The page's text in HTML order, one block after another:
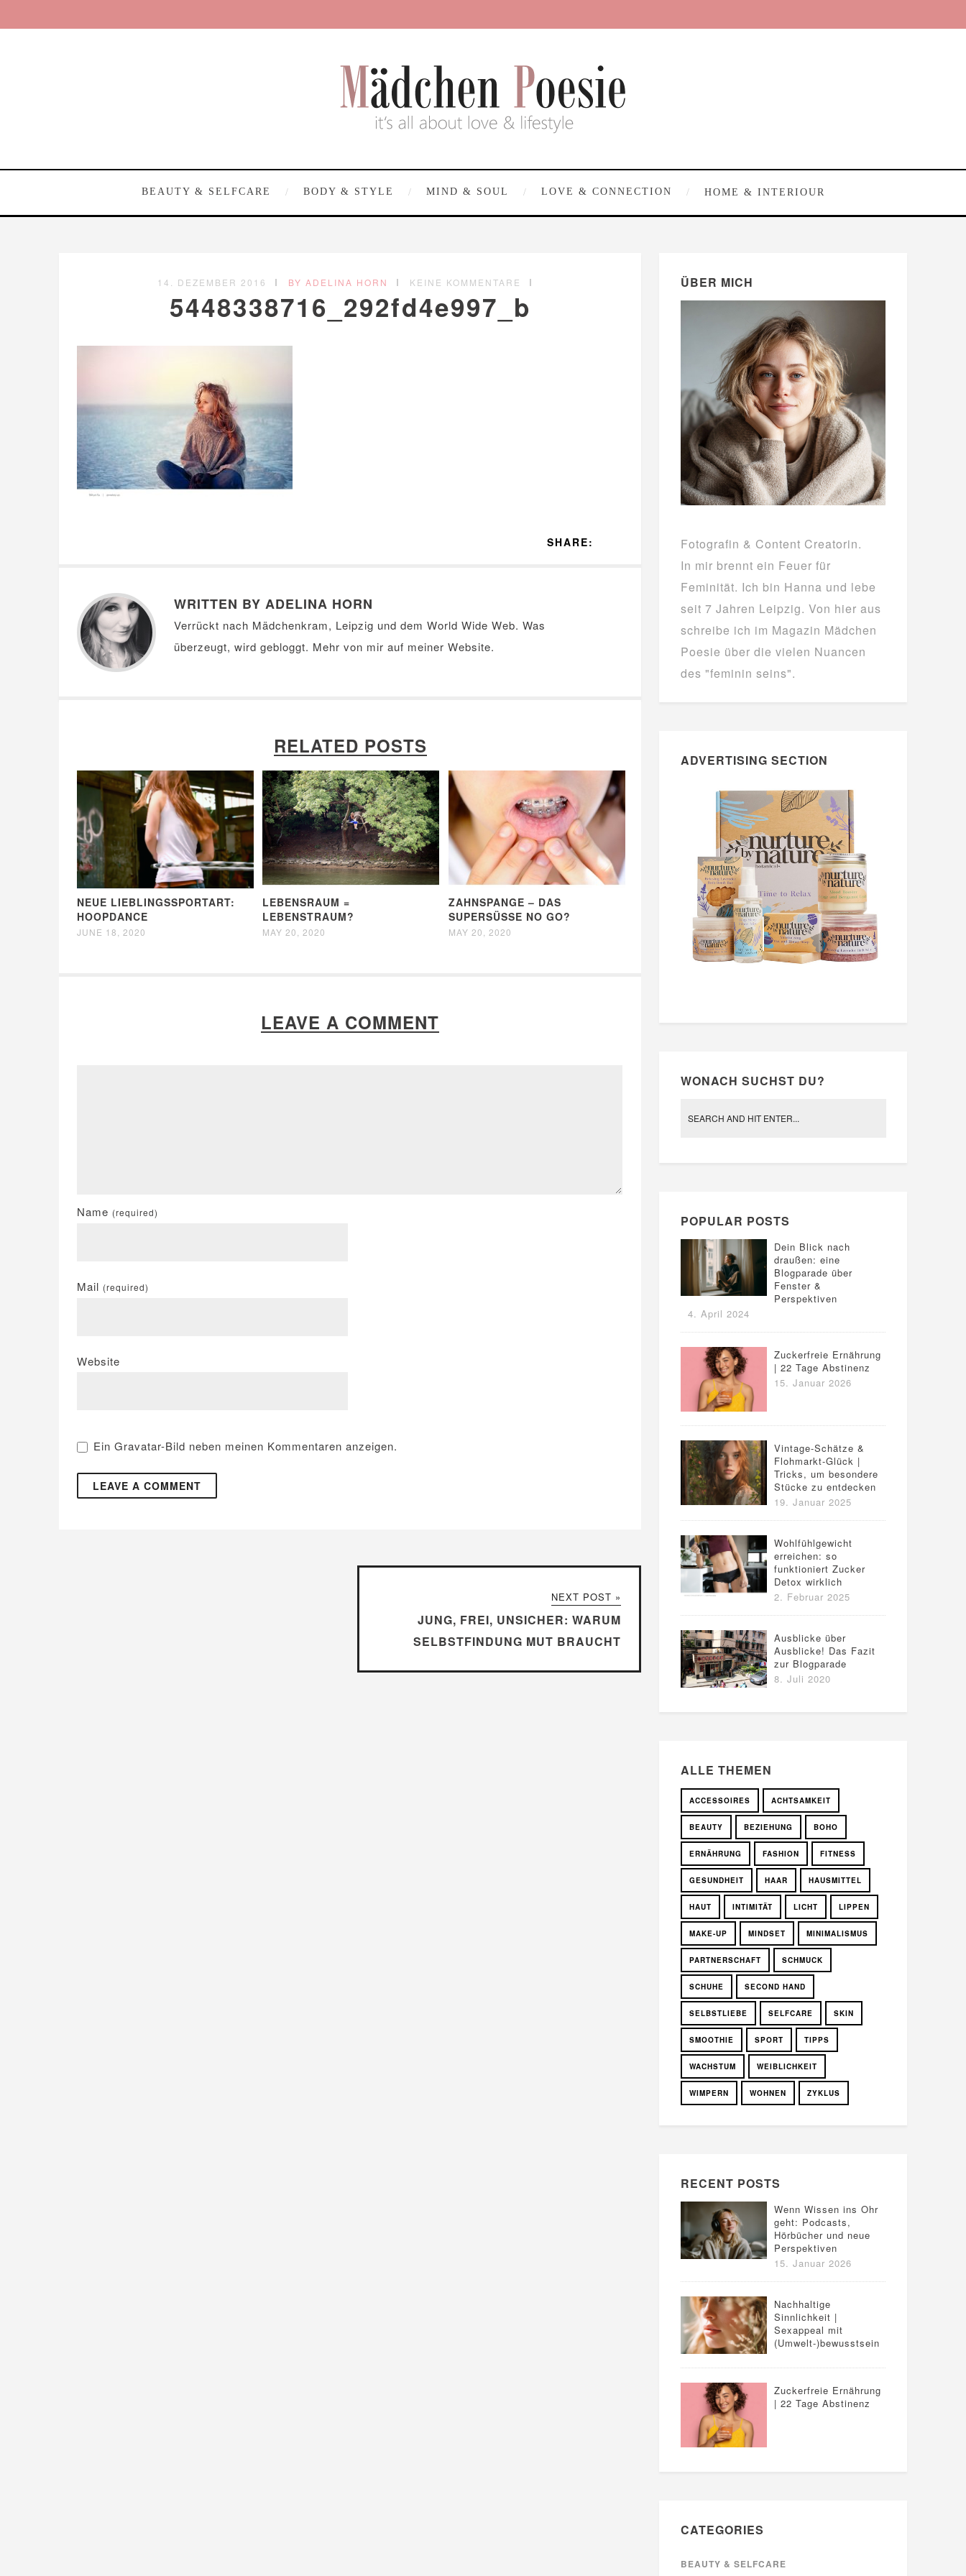
BEAUTY & SELFCARE BODY & STYLE MIND & SOUL LOVE & CONNECTION HOME & INTERIOUR
14. DEZEMBER 2016 BY ADELINA HORN KEINE KOMMENTARE
5448338716_292fd4e997_b
SHARE:
WRITTEN BY ADELINA HORN
Verrückt nach Mädchenkram, Leipzig und dem World Wide Web. Was
überzeugt, wird gebloggt. Mehr von mir auf meiner Website.
RELATED POSTS
NEUE LIEBLINGSSPORTART:
HOOPDANCE
JUNE 18, 2020
LEBENSRAUM =
LEBENSTRAUM?
MAY 20, 2020
ZAHNSPANGE – DAS
SUPERSÜSSE NO GO?
MAY 20, 2020
LEAVE A COMMENT
Name (required)
Mail (required)
Website
Ein Gravatar-Bild neben meinen Kommentaren anzeigen.
NEXT POST »
JUNG, FREI, UNSICHER: WARUM
SELBSTFINDUNG MUT BRAUCHT
ÜBER MICH
Fotografin & Content Creatorin.
In mir brennt ein Feuer für
Feminität. Ich bin Hanna und lebe
seit 7 Jahren Leipzig. Von hier aus
schreibe ich im Magazin Mädchen
Poesie über die vielen Nuancen
des "feminin seins".
ADVERTISING SECTION
WONACH SUCHST DU?
POPULAR POSTS
Dein Blick nach
draußen: eine
Blogparade über
Fenster &
Perspektiven
4. April 2024
Zuckerfreie Ernährung
| 22 Tage Abstinenz
15. Januar 2026
Vintage-Schätze &
Flohmarkt-Glück |
Tricks, um besondere
Stücke zu entdecken
19. Januar 2025
Wohlfühlgewicht
erreichen: so
funktioniert Zucker
Detox wirklich
2. Februar 2025
Ausblicke über
Ausblicke! Das Fazit
zur Blogparade
8. Juli 2020
ALLE THEMEN
ACCESSOIRES ACHTSAMKEIT
BEAUTY BEZIEHUNG BOHO
ERNÄHRUNG FASHION FITNESS
GESUNDHEIT HAAR HAUSMITTEL
HAUT INTIMITÄT LICHT LIPPEN
MAKE-UP MINDSET MINIMALISMUS
PARTNERSCHAFT SCHMUCK
SCHUHE SECOND HAND
SELBSTLIEBE SELFCARE SKIN
SMOOTHIE SPORT TIPPS
WACHSTUM WEIBLICHKEIT
WIMPERN WOHNEN ZYKLUS
RECENT POSTS
Wenn Wissen ins Ohr
geht: Podcasts,
Hörbücher und neue
Perspektiven
15. Januar 2026
Nachhaltige
Sinnlichkeit |
Sexappeal mit
(Umwelt-)bewusstsein
Zuckerfreie Ernährung
| 22 Tage Abstinenz
CATEGORIES
BEAUTY & SELFCARE